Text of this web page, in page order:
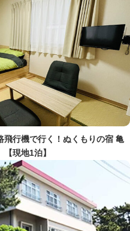
飛行機で行く！ぬくもりの宿 亀
現地1泊】